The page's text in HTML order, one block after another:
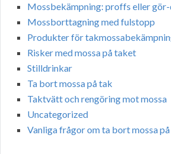
Mossbekämpning: proffs eller
Mossborttagning med fulstopp
Produkter för
Risker med mossa på taket
Stilldrinkar
Ta bort mossa på tak
Taktvätt och rengöring mot mossa
Uncategorized
Vanliga frågor om ta bort mossa